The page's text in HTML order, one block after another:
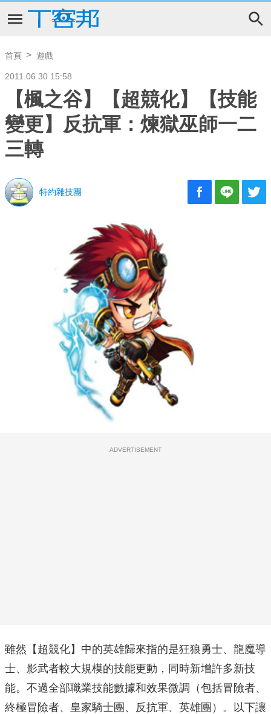
首頁 遊戲
2011.06.30 15:58
【楓之谷】【超競化】【技能
變更】反抗軍：煉獄巫師一二
三轉
特約雜技團
ADVERTISEMENT
雖然【超競化】中的英雄歸來指的是狂狼勇士、龍魔導
士、影武者較大規模的技能更動，同時新增許多新技
能。不過全部職業技能數據和效果微調（包括冒險者、
終極冒險者、皇家騎士團、反抗軍、英雄團）。以下讓